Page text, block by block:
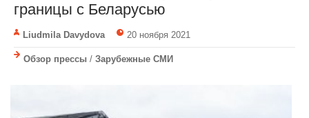
границы с Беларусью
Liudmila Davydova 20 ноября 2021
Обзор прессы / Зарубежные СМИ